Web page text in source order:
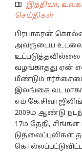
இந்தியா,
செய்திகள்
பிரபாகரன்
அவருடைய
வழங்காதது ஏன்
மீண்டும்
இலங்கை வட
2009ம் ஆண்டு
17ம் தேதி,
டுதலைப்புலிகள்